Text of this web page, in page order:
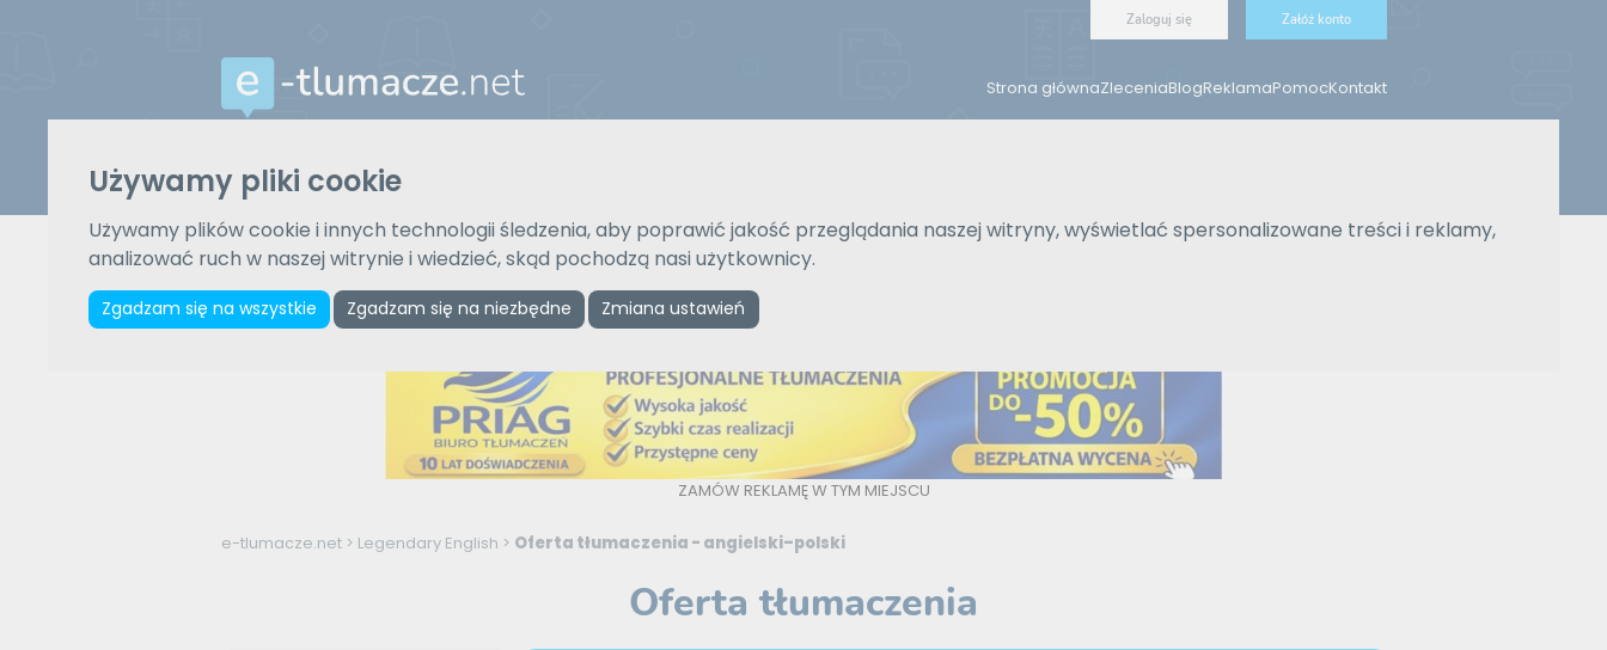
Używamy pliki cookie
Używamy plików cookie i innych technologii śledzenia, aby poprawić jakość przeglądania naszej witryny, wyświetlać spersonalizowane treści i reklamy,
analizować ruch w naszej witrynie i wiedzieć, skąd pochodzą nasi użytkownicy.
Zgadzam się na wszystkie Zgadzam się na niezbędne Zmiana ustawień
Zaloguj się Załóż konto
Strona głównaZleceniaBlogReklamaPomocKontakt
Z języka
Wybierz język
Wybierz język
Pisemne czy ustne
ZAMÓW REKLAMĘ W TYM MIEJSCU
e-tlumacze.net> Legendary English > Oferta tłumaczenia - angielski–polski
Oferta tłumaczenia